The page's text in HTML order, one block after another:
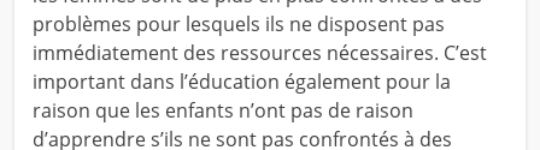
problèmes pour lesquels ils ne disposent pas
immédiatement des ressources nécessaires. C’est
important dans l’éducation également pour la
raison que les enfants n’ont pas de raison
d’apprendre s’ils ne sont pas confrontés à des